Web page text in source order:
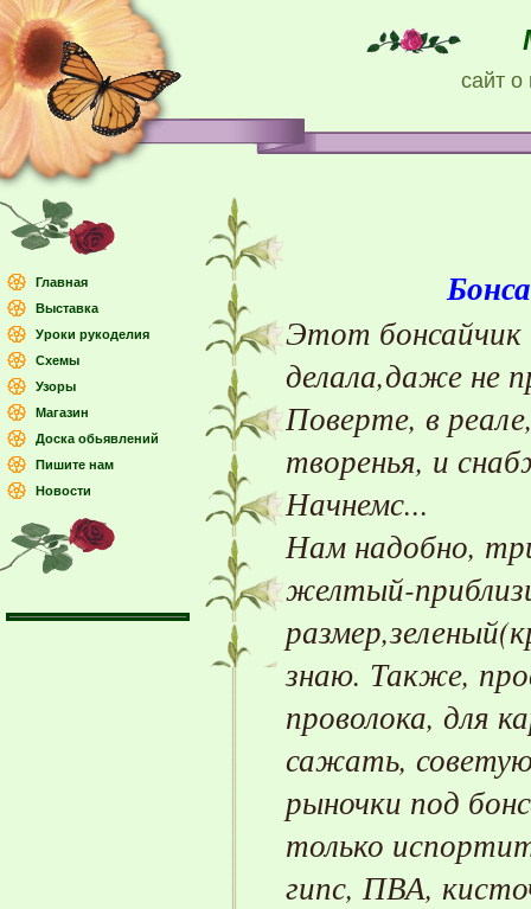
сайт о
Главная
Выставка
Уроки рукоделия
Схемы
Узоры
Магазин
Доска обьявлений
Пишите нам
Новости
Этот бонсайчик
делала,даже не
Поверте, в
творенья, и
Начнемс...
Нам надобно,
желтый-
знаю. Также,
проволока, для
сажать,
рыночки под
только
гипс, ПВА,